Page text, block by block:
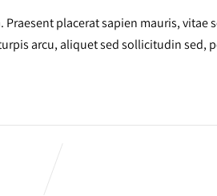
placerat sapien mauris, vitae
arcu, aliquet sed sollicitudin sed,